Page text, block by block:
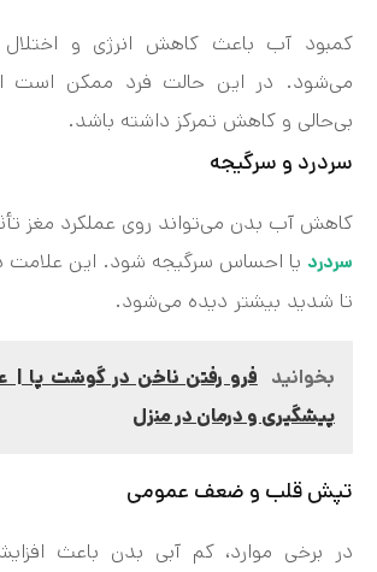
کمبود آب باعث کاهش انرژی و
می‌شود. در این حالت فرد ممکن است
بی‌حالی و کاهش تمرکز داشته باشد.
سردرد و سرگیجه
کاهش آب بدن می‌تواند روی عملکرد مغز
سردرد یا احساس سرگیجه شود. این علامت
تا شدید بیشتر دیده می‌شود.
بخوانید فرو رفتن ناخن در گوشت پا |
پیشگیری و درمان در منزل
تپش قلب و ضعف عمومی
در برخی موارد، کم‌ آبی بدن باعث